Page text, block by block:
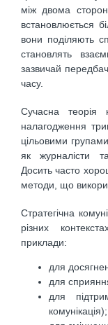
між двома
встановлюється
вони поділяють
становлять
зазвичай
часу.
Сучасна теорія
налагодження
цільовими
як журналісти та
Досить часто
методи, що
Стратегічна
різних
приклади:
для
для
для
комунікація);